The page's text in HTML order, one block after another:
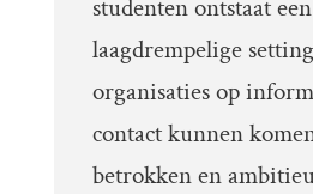
studenten ontstaat een
laagdrempelige
organisaties op
contact kunnen
betrokken en